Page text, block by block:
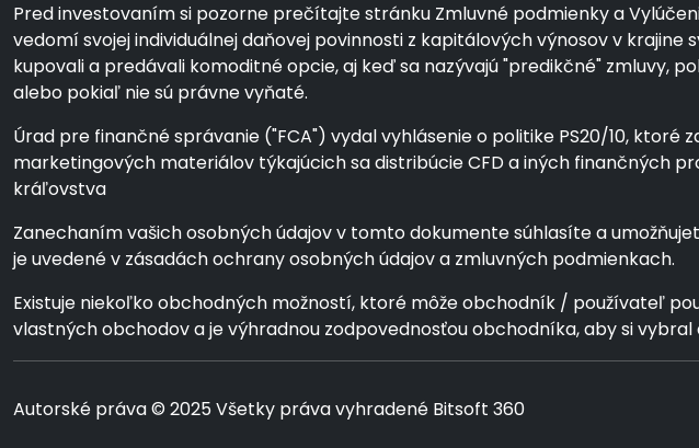
Pred investovaním si pozorne prečítajte stránku Zmluvné podmienky a
vedomí svojej individuálnej daňovej povinnosti z kapitálových výnosov v
kupovali a predávali komoditné opcie, aj keď sa nazývajú "predikčné" zmluvy,
alebo pokiaľ nie sú právne vyňaté.
Úrad pre finančné správanie ("FCA") vydal vyhlásenie o politike PS20/10,
marketingových materiálov týkajúcich sa distribúcie CFD a iných finančných
kráľovstva
Zanechaním vašich osobných údajov v tomto dokumente súhlasíte a
je uvedené v zásadách ochrany osobných údajov a zmluvných podmienkach.
Existuje niekoľko obchodných možností, ktoré môže obchodník / používateľ
vlastných obchodov a je výhradnou zodpovednosťou obchodníka, aby si
Autorské práva © 2025 Všetky práva vyhradené Bitsoft 360